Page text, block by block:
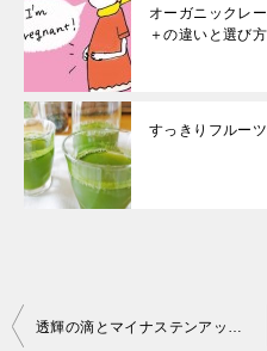
オーガニックレ
＋の違いと選び方
すっきりフルー
投
透輝の滴とマイナステンアップの違いと選び方